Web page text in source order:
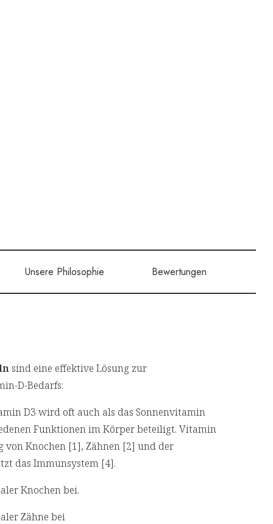
Unsere Philosophie Bewertungen
sind eine effektive Lösung zur
D-Bedarfs:
D3 wird oft auch als das Sonnenvitamin
Funktionen im Körper beteiligt. Vitamin
Knochen [1], Zähnen [2] und der
das Immunsystem [4].
Knochen bei.
Zähne bei